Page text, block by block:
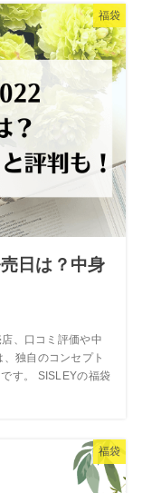
福袋
日は？中身
、口コミ評価や中
独自のコンセプト
す。 SISLEYの福袋
福袋